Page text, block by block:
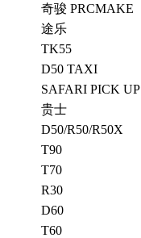
奇骏 PRCMAKE
途乐
TK55
D50 TAXI
SAFARI PICK UP
贵士
D50/R50/R50X
T90
T70
R30
D60
T60